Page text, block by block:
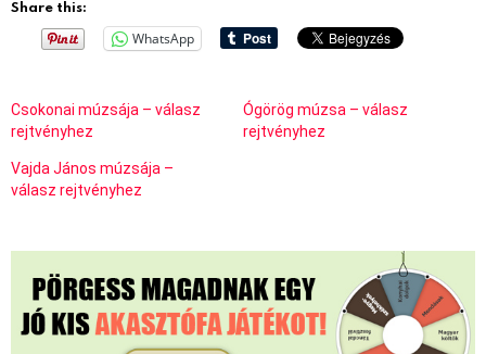
Share this:
WhatsApp
Csokonai múzsája – válasz
rejtvényhez
Ógörög múzsa – válasz
rejtvényhez
Vajda János múzsája –
válasz rejtvényhez